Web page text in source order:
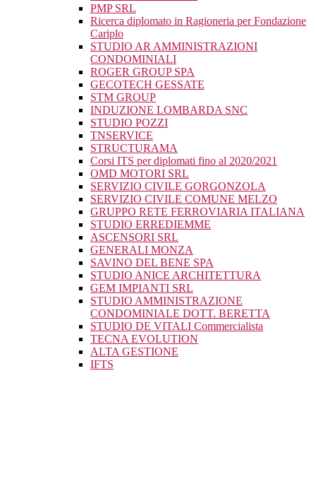
PMP SRL
Ricerca diplomato in Ragioneria per Fondazione
Cariplo
STUDIO AR AMMINISTRAZIONI
CONDOMINIALI
ROGER GROUP SPA
GECOTECH GESSATE
STM GROUP
INDUZIONE LOMBARDA SNC
STUDIO POZZI
TNSERVICE
STRUCTURAMA
Corsi ITS per diplomati fino al 2020/2021
OMD MOTORI SRL
SERVIZIO CIVILE GORGONZOLA
SERVIZIO CIVILE COMUNE MELZO
GRUPPO RETE FERROVIARIA ITALIANA
STUDIO ERREDIEMME
ASCENSORI SRL
GENERALI MONZA
SAVINO DEL BENE SPA
STUDIO ANICE ARCHITETTURA
GEM IMPIANTI SRL
STUDIO AMMINISTRAZIONE
CONDOMINIALE DOTT. BERETTA
STUDIO DE VITALI Commercialista
TECNA EVOLUTION
ALTA GESTIONE
IFTS